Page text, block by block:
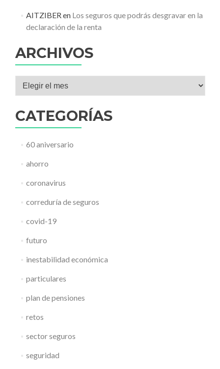
AITZIBERen Los seguros que podrás desgravar en la
declaración de la renta
ARCHIVOS
Archivos
CATEGORÍAS
60 aniversario
ahorro
coronavirus
correduría de seguros
covid-19
futuro
inestabilidad económica
particulares
plan de pensiones
retos
sector seguros
seguridad